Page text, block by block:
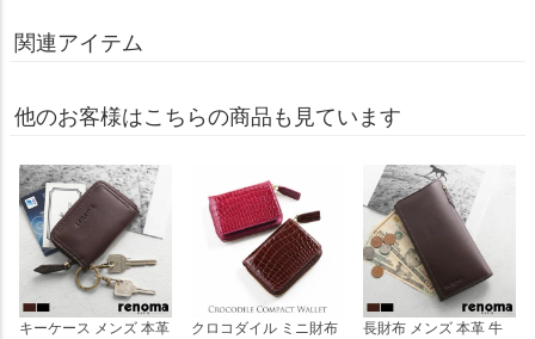
関連アイテム
他のお客様はこちらの商品も見ています
キーケース メンズ 本革
クロコダイル ミニ財布
長財布 メンズ 本革 牛